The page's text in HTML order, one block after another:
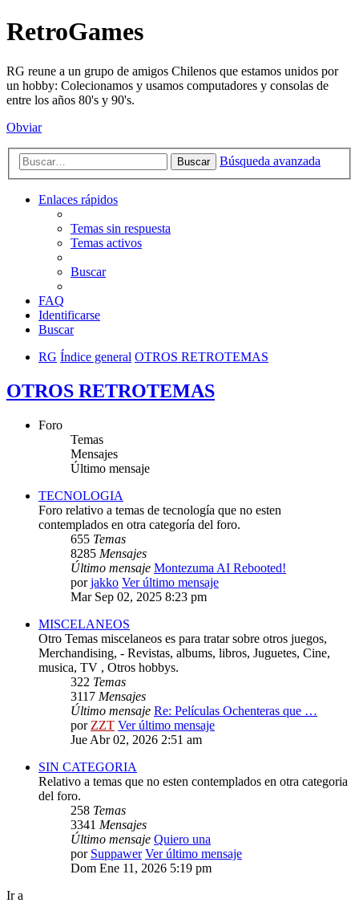
RetroGames
RG reune a un grupo de amigos Chilenos que estamos unidos por
un hobby: Colecionamos y usamos computadores y consolas de
entre los años 80's y 90's.
Obviar
Buscar Búsqueda avanzada
Enlaces rápidos
Temas sin respuesta
Temas activos
Buscar
FAQ
Identificarse
Buscar
RG Índice general OTROS RETROTEMAS
OTROS RETROTEMAS
Foro
Temas
Mensajes
Último mensaje
TECNOLOGIA
Foro relativo a temas de tecnología que no esten
contemplados en otra categoría del foro.
655 Temas
8285 Mensajes
Último mensaje Montezuma AI Rebooted!
porjakko Ver último mensaje
Mar Sep 02, 2025 8:23 pm
MISCELANEOS
Otro Temas miscelaneos es para tratar sobre otros juegos,
Merchandising, - Revistas, albums, libros, Juguetes, Cine,
musica, TV , Otros hobbys.
322 Temas
3117 Mensajes
Último mensaje Re: Películas Ochenteras que …
por ZZT Ver último mensaje
Jue Abr 02, 2026 2:51 am
SIN CATEGORIA
Relativo a temas que no esten contemplados en otra categoria
del foro.
258 Temas
3341 Mensajes
Último mensaje Quiero una
por Suppawer Ver último mensaje
Dom Ene 11, 2026 5:19 pm
Ir a